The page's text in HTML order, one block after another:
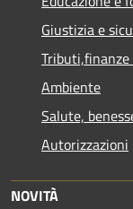
Giustizia e
Ambiente
Salute,
Autorizzazioni
NOVITÀ